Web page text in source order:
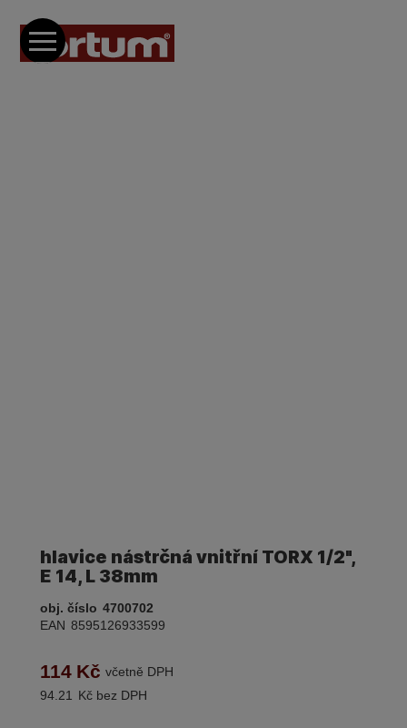
hlavice nástrčná vnitřní TORX 1/2",
E 14, L 38mm
obj. číslo 4700702
EAN 8595126933599
114 Kč včetně DPH
94.21
Kč bez DPH